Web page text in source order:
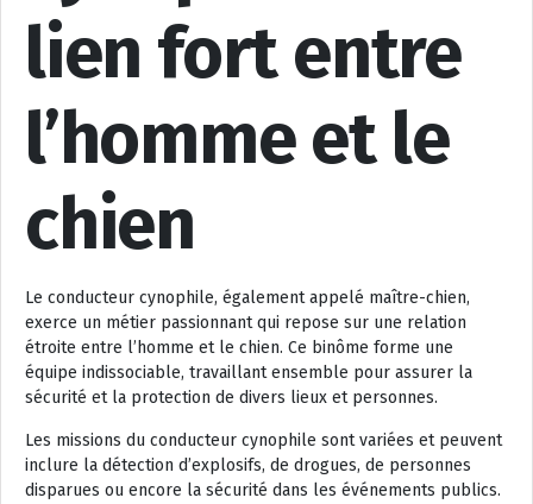
lien fort entre
l’homme et le
chien
Le conducteur cynophile, également appelé maître-chien,
exerce un métier passionnant qui repose sur une relation
étroite entre l’homme et le chien. Ce binôme forme une
équipe indissociable, travaillant ensemble pour assurer la
sécurité et la protection de divers lieux et personnes.
Les missions du conducteur cynophile sont variées et peuvent
inclure la détection d’explosifs, de drogues, de personnes
disparues ou encore la sécurité dans les événements publics.